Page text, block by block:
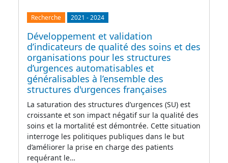
Recherche 2021 -2024
Développement et validation
d’indicateurs de qualité des soins et des
organisations pour les structures
d’urgences automatisables et
généralisables à l’ensemble des
structures d'urgences françaises
La saturation des structures d’urgences (SU) est
croissante et son impact négatif sur la qualité des
soins et la mortalité est démontrée. Cette situation
interroge les politiques publiques dans le but
d’améliorer la prise en charge des patients
requérant le…